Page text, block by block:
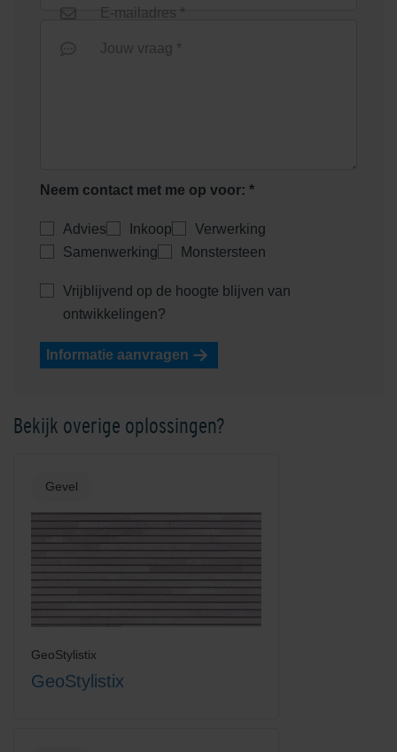
Shaded Saffron/Orange Shaded White
Shadow Grey
Vanilla Cream
E-mailadres *
Jouw vraag *
Neem contact met me op voor: *
Advies Inkoop
Verwerking
Samenwerking
Monstersteen
Vrijblijvend op de hoogte blijven van
ontwikkelingen?
Informatie aanvragen
Bekijk overige oplossingen?
Gevel
GeoStylistix
GeoStylistix